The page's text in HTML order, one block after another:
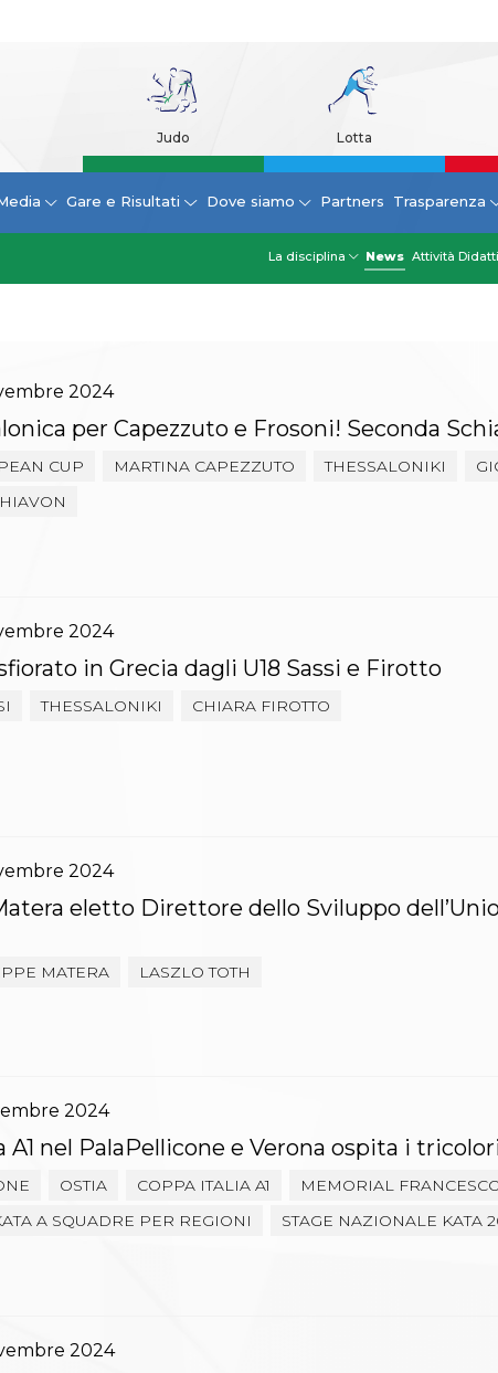
Judo Lotta
Gare e Risultati Dove siamo Partners Trasparenza
La disciplina News Attività
2024
per Capezzuto e Frosoni! Seconda
CUP MARTINA CAPEZZUTO THESSALONIKI
2024
in Grecia dagli U18 Sassi e Firotto
THESSALONIKI CHIARA FIROTTO
2024
eletto Direttore dello Sviluppo
MATERA LASZLO TOTH
2024
A1 nel PalaPellicone e Verona ospita i
OSTIA COPPA ITALIA A1
MEMORIAL
A SQUADRE PER REGIONI STAGE NAZIONALE KATA
2024